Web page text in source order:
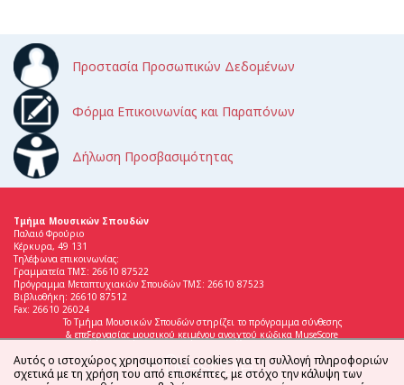
Προστασία Προσωπικών Δεδομένων
Φόρμα Επικοινωνίας και Παραπόνων
Δήλωση Προσβασιμότητας
Τμήμα Μουσικών Σπουδών
Παλαιό Φρούριο
Κέρκυρα, 49 131
Τηλέφωνα επικοινωνίας:
Γραμματεία ΤΜΣ: 26610 87522
Πρόγραμμα Μεταπτυχιακών Σπουδών ΤΜΣ: 26610 87523
Βιβλιοθήκη: 26610 87512
Fax: 26610 26024
Το Τμήμα Μουσικών Σπουδών στηρίζει το πρόγραμμα σύνθεσης
& επεξεργασίας μουσικού κειμένου ανοιχτού κώδικα MuseScore
Αυτός ο ιστοχώρος χρησιμοποιεί cookies για τη συλλογή πληροφοριών
σχετικά με τη χρήση του από επισκέπτες, με στόχο την κάλυψη των